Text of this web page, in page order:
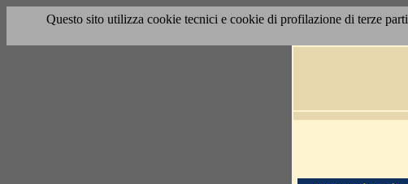
Questo sito utilizza cookie tecnici e cookie di profilazione di terze